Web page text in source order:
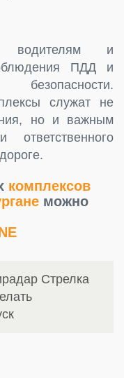
водителям и
ПДД и
служат не
но и важным
ответственного
комплексов
можно
Стрелка